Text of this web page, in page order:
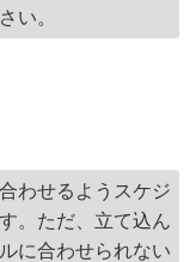
い。
わせるようスケジ
。ただ、立て込ん
に合わせられない